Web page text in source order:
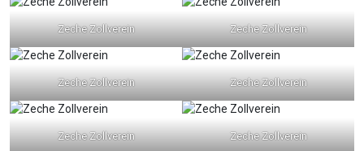
Zeche Zollverein Zeche Zollverein
Zeche Zollverein Zeche Zollverein
Zeche Zollverein Zeche Zollverein